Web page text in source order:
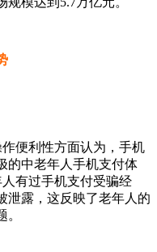
便利性方面认为，手机
的中老年人手机支付体
有过手机支付受骗经
泄露，这反映了老年人的